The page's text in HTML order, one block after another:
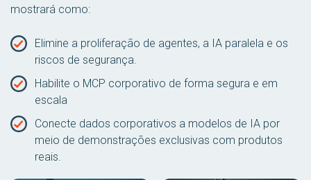
mostrará como:
Elimine a proliferação de agentes, a IA paralela e os
riscos de segurança.
Habilite o MCP corporativo de forma segura e em
escala
Conecte dados corporativos a modelos de IA por
meio de demonstrações exclusivas com produtos
reais.